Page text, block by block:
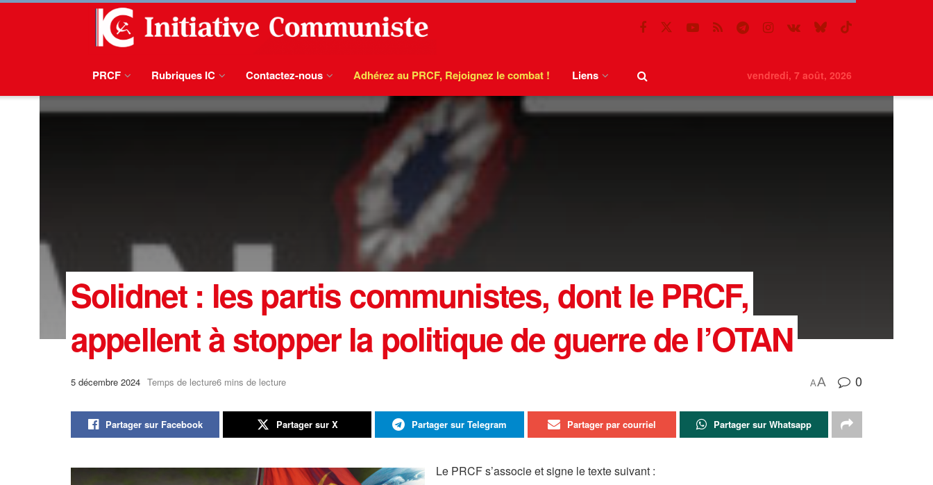
PRCF Rubriques IC Contactez-nous Adhérez au PRCF, Rejoignez le combat ! Liens vendredi, 7 août, 2026
Solidnet : les partis communistes, dont le PRCF,
appellent à stopper la politique de guerre de l’OTAN
5 décembre 2024 Temps de lecture6 mins de lecture AA 0
Partager sur Facebook Partager sur X Partager sur Telegram Partager par courriel Partager sur Whatsapp
Le PRCF s’associe et signe le texte suivant :